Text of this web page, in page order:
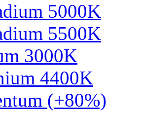
5000K
5500K
3000K
4400K
(+80%)